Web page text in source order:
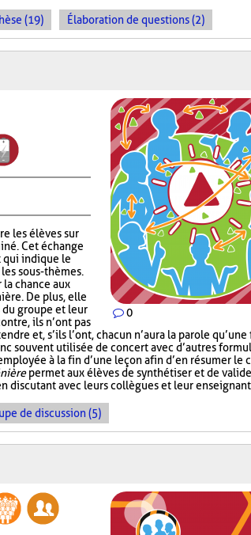
(19) Élaboration de questions (2)
0
les élèves sur
Cet échange
qui indique le
sous-thèmes.
chance aux
De plus, elle
groupe et leur
ils n’ont pas
et, s’ils l’ont, chacun n’aura la parole
souvent utilisée de concert avec d’autres
à la fin d’une leçon afin d’en résumer le
permet aux élèves de synthétiser et de
discutant avec leurs collègues et leur
de discussion (5)